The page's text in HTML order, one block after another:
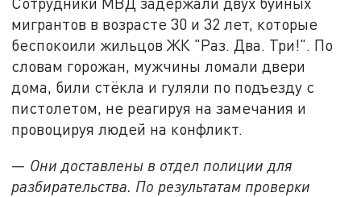
мигрантов в возрасте 30 и 32 лет, которые
беспокоили жильцов ЖК "Раз. Два. Три!". По
словам горожан, мужчины ломали двери
дома, били стёкла и гуляли по подъезду с
пистолетом, не реагируя на замечания и
провоцируя людей на конфликт.
— Они доставлены в отдел полиции для
разбирательства. По результатам проверки